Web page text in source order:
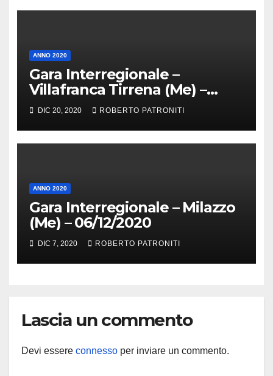
ANNO 2020
Gara Interregionale –
Villafranca Tirrena (Me) –
20/12/2020
DIC 20, 2020 ROBERTO PATRONITI
ANNO 2020
Gara Interregionale – Milazzo
(Me) – 06/12/2020
DIC 7, 2020 ROBERTO PATRONITI
Lascia un commento
Devi essere connesso per inviare un commento.